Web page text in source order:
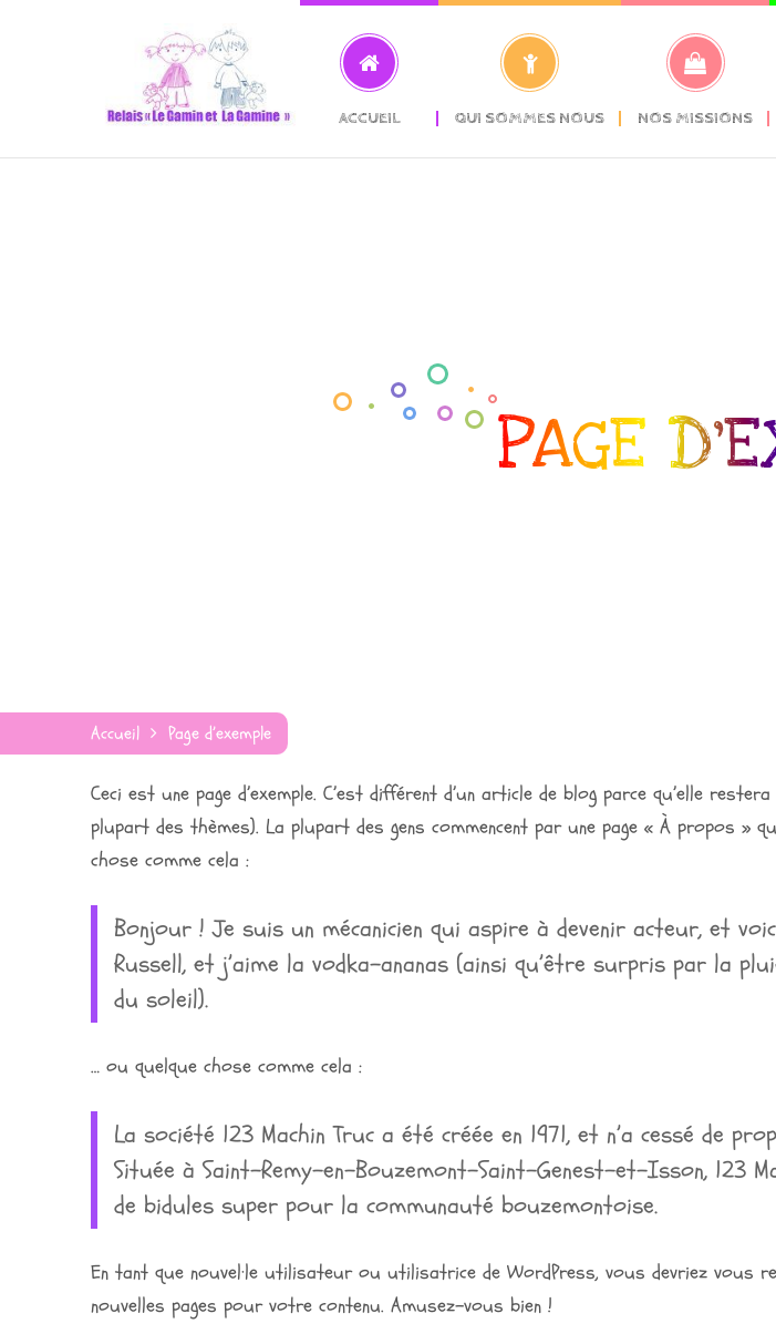
ACCUEIL QUI SOMMES NOUS NOS MISSIONS
PAGE
Accueil Page d’exemple
Ceci est une page d’exemple. C’est différent d’un article de blog parce qu’elle
plupart des thèmes). La plupart des gens commencent par une page « À propos
chose comme cela :
Bonjour ! Je suis un mécanicien qui aspire à devenir acteur, et
Russell, et j’aime la vodka-ananas (ainsi qu’être surpris par la
du soleil).
… ou quelque chose comme cela :
La société 123 Machin Truc a été créée en 1971, et n’a cessé de
Située à Saint-Remy-en-Bouzemont-Saint-Genest-et-Isson, 123
de bidules super pour la communauté bouzemontoise.
En tant que nouvel·le utilisateur ou utilisatrice de WordPress, vous devriez vous
nouvelles pages pour votre contenu. Amusez-vous bien !